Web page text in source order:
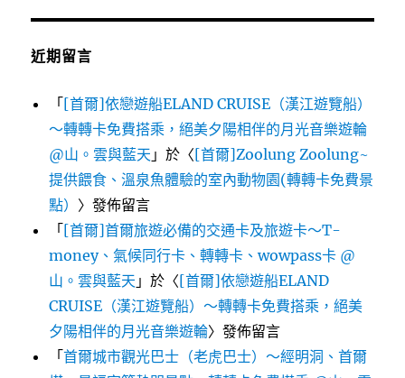
近期留言
「[首爾]依戀遊船ELAND CRUISE（漢江遊覽船）
～轉轉卡免費搭乘，絕美夕陽相伴的月光音樂遊輪
@山。雲與藍天 」於〈[首爾]Zoolung Zoolung~
提供餵食、溫泉魚體驗的室內動物園(轉轉卡免費景
點） 〉發佈留言
「[首爾]首爾旅遊必備的交通卡及旅遊卡～T-
money、氣候同行卡、轉轉卡、wowpass卡 @
山。雲與藍天 」於〈[首爾]依戀遊船ELAND
CRUISE（漢江遊覽船）～轉轉卡免費搭乘，絕美
夕陽相伴的月光音樂遊輪〉發佈留言
「首爾城市觀光巴士（老虎巴士）～經明洞、首爾